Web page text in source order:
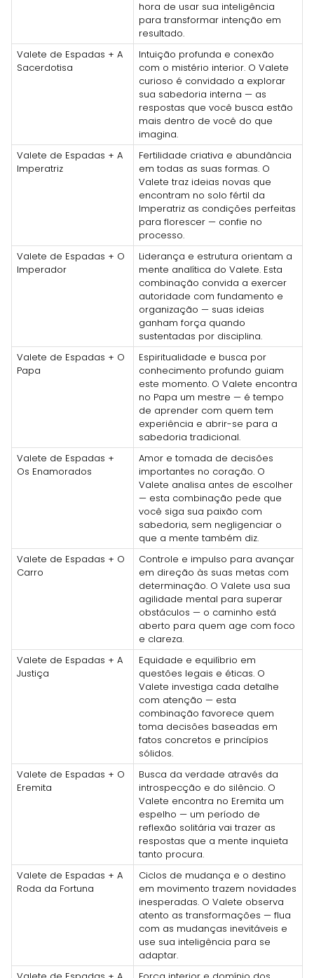
hora de usar sua inteligência
para transformar intenção em
resultado.
Valete de Espadas + A
Sacerdotisa
Intuição profunda e conexão
com o mistério interior. O Valete
curioso é convidado a explorar
sua sabedoria interna — as
respostas que você busca estão
mais dentro de você do que
imagina.
Valete de Espadas + A
Imperatriz
Fertilidade criativa e abundância
em todas as suas formas. O
Valete traz ideias novas que
encontram no solo fértil da
Imperatriz as condições perfeitas
para florescer — confie no
processo.
Valete de Espadas + O
Imperador
Liderança e estrutura orientam a
mente analítica do Valete. Esta
combinação convida a exercer
autoridade com fundamento e
organização — suas ideias
ganham força quando
sustentadas por disciplina.
Valete de Espadas + O
Papa
Espiritualidade e busca por
conhecimento profundo guiam
este momento. O Valete encontra
no Papa um mestre — é tempo
de aprender com quem tem
experiência e abrir-se para a
sabedoria tradicional.
Valete de Espadas +
Os Enamorados
Amor e tomada de decisões
importantes no coração. O
Valete analisa antes de escolher
— esta combinação pede que
você siga sua paixão com
sabedoria, sem negligenciar o
que a mente também diz.
Valete de Espadas + O
Carro
Controle e impulso para avançar
em direção às suas metas com
determinação. O Valete usa sua
agilidade mental para superar
obstáculos — o caminho está
aberto para quem age com foco
e clareza.
Valete de Espadas + A
Justiça
Equidade e equilíbrio em
questões legais e éticas. O
Valete investiga cada detalhe
com atenção — esta
combinação favorece quem
toma decisões baseadas em
fatos concretos e princípios
sólidos.
Valete de Espadas + O
Eremita
Busca da verdade através da
introspecção e do silêncio. O
Valete encontra no Eremita um
espelho — um período de
reflexão solitária vai trazer as
respostas que a mente inquieta
tanto procura.
Valete de Espadas + A
Roda da Fortuna
Ciclos de mudança e o destino
em movimento trazem novidades
inesperadas. O Valete observa
atento as transformações — flua
com as mudanças inevitáveis e
use sua inteligência para se
adaptar.